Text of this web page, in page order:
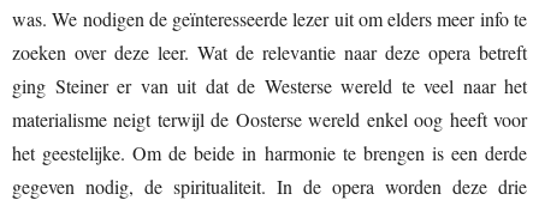
was. We nodigen de geïnteresseerde lezer uit om elders meer info te
zoeken over deze leer. Wat de relevantie naar deze opera betreft
ging Steiner er van uit dat de Westerse wereld te veel naar het
materialisme neigt terwijl de Oosterse wereld enkel oog heeft voor
het geestelijke. Om de beide in harmonie te brengen is een derde
gegeven nodig, de spiritualiteit. In de opera worden deze drie